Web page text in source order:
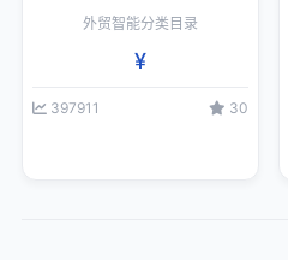
外贸智能分类目录
¥
397911 30